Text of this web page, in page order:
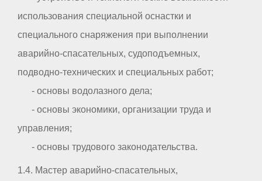
использования специальной оснастки и
специального снаряжения при выполнении
аварийно-спасательных, судоподъемных,
подводно-технических и специальных работ;
- основы водолазного дела;
- основы экономики, организации труда и
управления;
- основы трудового законодательства.
1.4. Мастер аварийно-спасательных,